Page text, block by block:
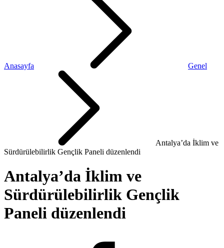
Anasayfa Genel
Antalya’da İklim ve
Sürdürülebilirlik Gençlik Paneli düzenlendi
Antalya’da İklim ve
Sürdürülebilirlik Gençlik
Paneli düzenlendi